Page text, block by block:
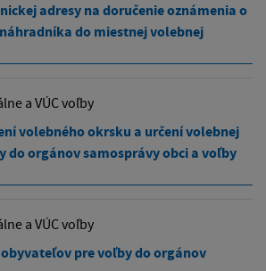
adresy na doručenie oznámenia o
do miestnej volebnej
a VÚC voľby
volebného okrsku a určení volebnej
do orgánov samosprávy obci a voľby
a VÚC voľby
pre voľby do orgánov